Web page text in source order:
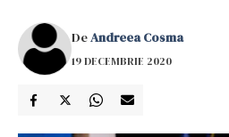
DeAndreea Cosma
19 DECEMBRIE 2020